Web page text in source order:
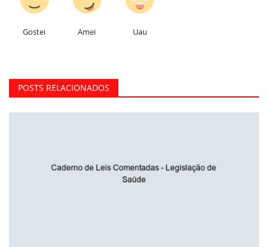
Gostei Amei Uau
POSTS RELACIONADOS